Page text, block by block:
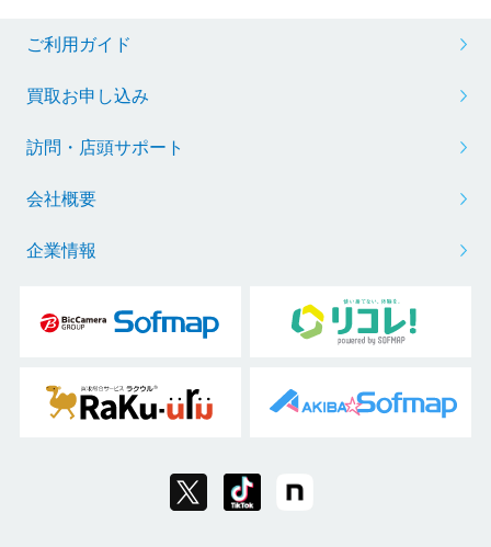
ご利用ガイド
買取お申し込み
訪問・店頭サポート
会社概要
企業情報